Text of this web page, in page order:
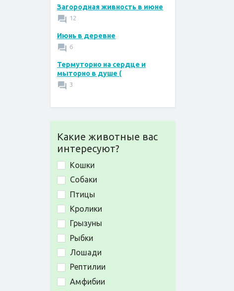
Загородная живность в июне
12
Июнь в деревне
6
Термуторно на сердце и
мыторно в душе (
3
Какие животные вас
интересуют?
Кошки
Собаки
Птицы
Кролики
Грызуны
Рыбки
Лошади
Рептилии
Амфибии